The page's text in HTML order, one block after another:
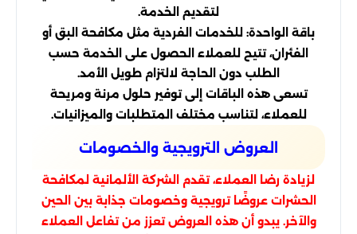
لتقديم الخدمة.
باقة الواحدة: للخدمات الفردية مثل مكافحة البق أو
الفئران، تتيح للعملاء الحصول على الخدمة حسب
الطلب دون الحاجة لالتزام طويل الأمد.
تسعى هذه الباقات إلى توفير حلول مرنة ومريحة
للعملاء، لتناسب مختلف المتطلبات والميزانيات.
العروض الترويجية والخصومات
لزيادة رضا العملاء، تقدم الشركة الألمانية لمكافحة
الحشرات عروضًا ترويجية وخصومات جذابة بين الحين
والآخر. يبدو أن هذه العروض تعزز من تفاعل العملاء